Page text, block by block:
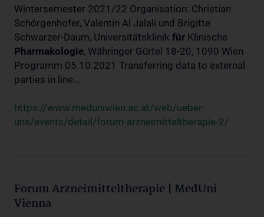
Wintersemester 2021/22 Organisation: Christian
Schörgenhofer, Valentin Al Jalali und Brigitte
Schwarzer-Daum, Universitätsklinik für Klinische
Pharmakologie, Währinger Gürtel 18-20, 1090 Wien
Programm 05.10.2021 Transferring data to external
parties in line...
https://www.meduniwien.ac.at/web/ueber-
uns/events/detail/forum-arzneimitteltherapie-2/
Forum Arzneimitteltherapie | MedUni
Vienna